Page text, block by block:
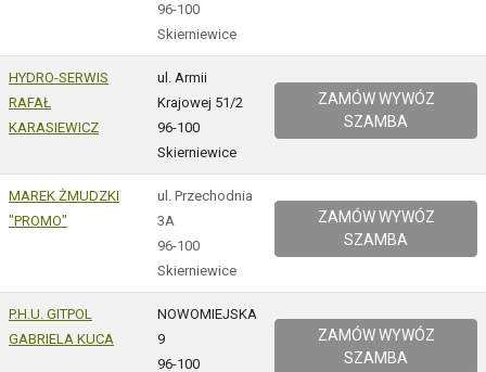
96-100
Skierniewice
HYDRO-SERWIS
RAFAŁ
KARASIEWICZ
ul. Armii
Krajowej 51/2
96-100
Skierniewice
ZAMÓW WYWÓZ
SZAMBA
MAREK ŻMUDZKI
"PROMO"
ul. Przechodnia
3A
96-100
Skierniewice
ZAMÓW WYWÓZ
SZAMBA
P.H.U. GITPOL
GABRIELA KUCA
NOWOMIEJSKA
9
96-100
ZAMÓW WYWÓZ
SZAMBA